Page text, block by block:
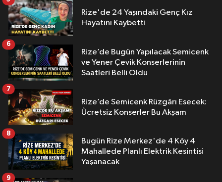
Rize'de 24 Yaşındaki Genç Kız
Hayatını Kaybetti
Rize’de Bugün Yapılacak Semicenk
ve Yener Çevik Konserlerinin
Saatleri Belli Oldu
6
Rize’de Semicenk Rüzgârı Esecek:
Ücretsiz Konserler Bu Akşam
7
Bugün Rize Merkez'de 4 Köy 4
Mahallede Planlı Elektrik Kesintisi
Yaşanacak
8
9